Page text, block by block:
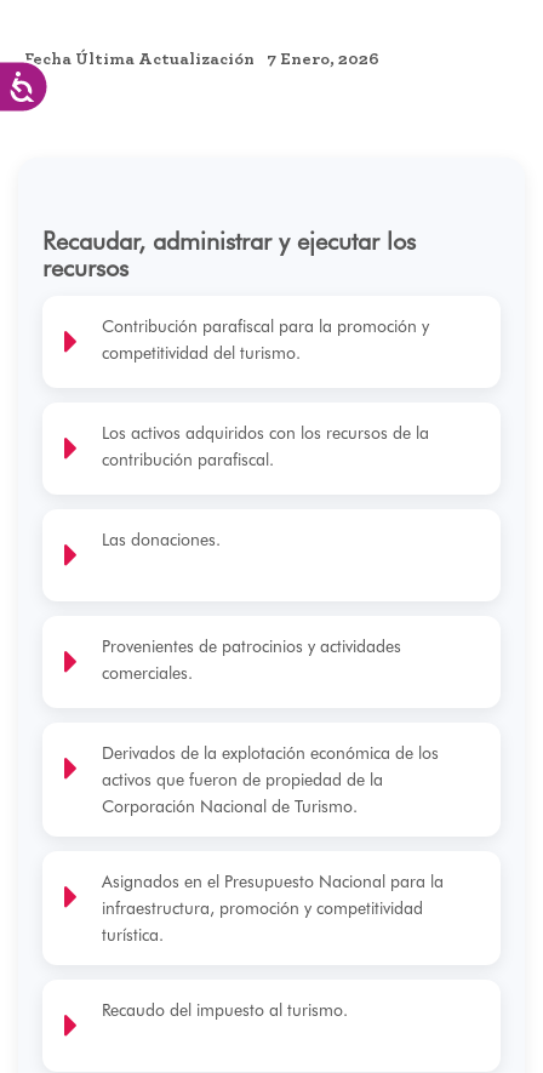
Accesibilidad
Fecha Última Actualización 7 Enero, 2026
Recaudar, administrar y ejecutar los
recursos
Contribución parafiscal para la promoción y
competitividad del turismo.
Los activos adquiridos con los recursos de la
contribución parafiscal.
Las donaciones.
Provenientes de patrocinios y actividades
comerciales.
Derivados de la explotación económica de los
activos que fueron de propiedad de la
Corporación Nacional de Turismo.
Asignados en el Presupuesto Nacional para la
infraestructura, promoción y competitividad
turística.
Recaudo del impuesto al turismo.